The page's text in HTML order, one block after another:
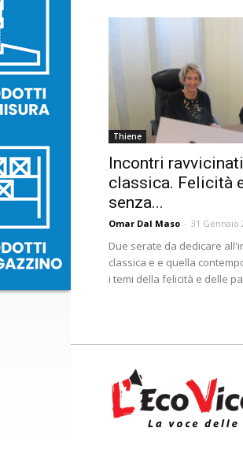
Thiene
Incontri
classica. Felicità
senza...
Omar Dal Maso - 31 Gennaio
Due serate da dedicare
classica e e quella
i temi della felicità e delle